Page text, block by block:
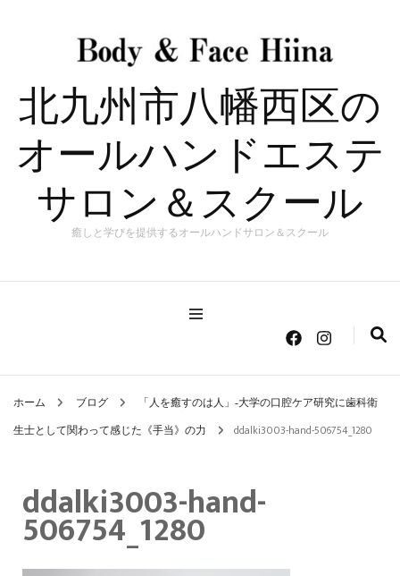
北九州市八幡西区の
オールハンドエステ
サロン＆スクール
癒しと学びを提供するオールハンドサロン＆スクール
ホーム ブログ
「人を癒すのは人」‐大学の口腔ケア研究に歯科衛
生士として関わって感じた《手当》の力
ddalki3003-hand-506754_1280
ddalki3003-hand-
506754_1280